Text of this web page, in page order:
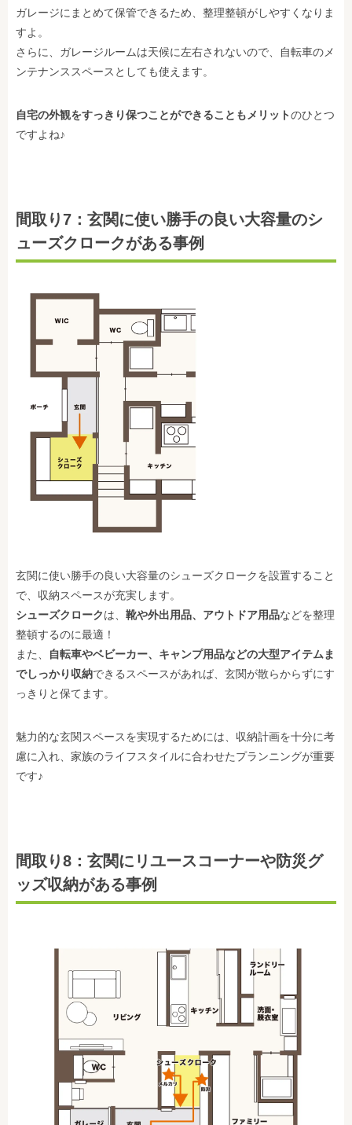
ガレージにまとめて保管できるため、整理整頓がしやすくなりま
すよ。
さらに、ガレージルームは天候に左右されないので、自転車のメ
ンテナンススペースとしても使えます。
自宅の外観をすっきり保つことができることもメリットのひとつ
ですよね♪
間取り7：玄関に使い勝手の良い大容量のシ
ューズクロークがある事例
玄関に使い勝手の良い大容量のシューズクロークを設置すること
で、収納スペースが充実します。
シューズクロークは、 靴や外出用品、アウトドア用品などを整理
整頓するのに最適！
また、
自転車やベビーカー、キャンプ用品などの大型アイテムま
でしっかり収納できるスペースがあれば、玄関が散らからずにす
っきりと保てます。
魅力的な玄関スペースを実現するためには、収納計画を十分に考
慮に入れ、家族のライフスタイルに合わせたプランニングが重要
です♪
間取り8：玄関にリユースコーナーや防災グ
ッズ収納がある事例